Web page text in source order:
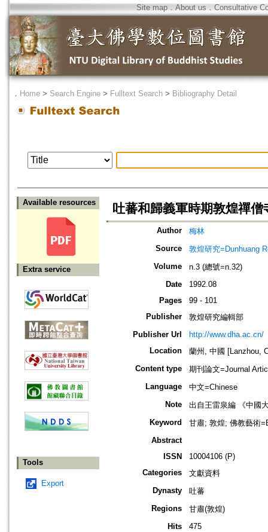
Site map．About us ． Consultative
． Home > Search Engine > Fulltext Search > Bibliography Detail
Available resources
Extra service
Tools
Export
吐蕃和歸義軍時期敦煌禪僧
Author
梅林
Source
敦煌研究=Dunhuang
Volume
n.3 (總號=n.32)
Date
1992.08
Pages
99 - 101
Publisher
敦煌研究編輯部
Publisher Url
http://www.dha.ac.cn/
Location
蘭州, 中國 [Lanzhou,
Content type
期刊論文=Journal
Language
中文=Chinese
Note
出自王雷泉編 《中國
Keyword
甘肅; 敦煌; 佛教藝術
Abstract
ISSN
10004106 (P)
Categories
文獻資料
Dynasty
吐蕃
Regions
甘肅(敦煌)
Hits
475